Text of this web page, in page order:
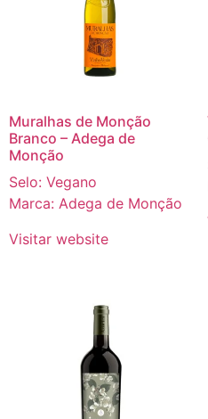
Muralhas de Monção
Branco – Adega de
Monção
Selo: Vegano
Marca: Adega de Monção
Visitar website